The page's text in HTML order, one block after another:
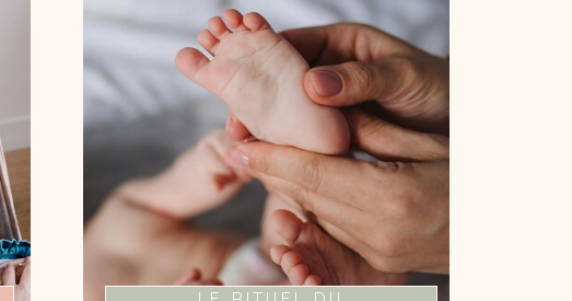
Je vous propose un moment fort de
connexion avec votre bébé à travers
l'outil du bain.
LA MAGIE DU LIEN
PARENT-ENFANT